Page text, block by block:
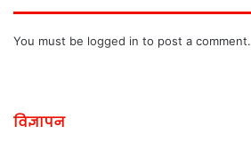
You must be logged in to post a comment.
विज्ञापन